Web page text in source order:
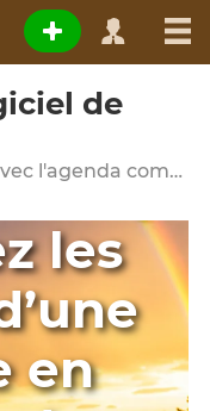
de
Synchronisation des données avec l'agenda comptable de l'entreprise
les
en